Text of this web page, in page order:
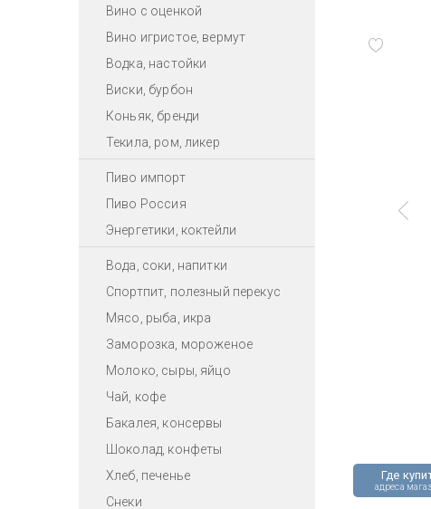
Вино с оценкой
Вино игристое, вермут
Водка, настойки
Виски, бурбон
Коньяк, бренди
Текила, ром, ликер
Пиво импорт
Пиво Россия
Энергетики, коктейли
Вода, соки, напитки
Спортпит, полезный перекус
Мясо, рыба, икра
Заморозка, мороженое
Молоко, сыры, яйцо
Чай, кофе
Бакалея, консервы
Шоколад, конфеты
Хлеб, печенье
Снеки
Где
адреса